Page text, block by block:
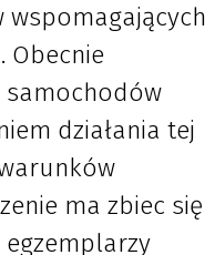
Obecnie
działania tej
ma zbiec się